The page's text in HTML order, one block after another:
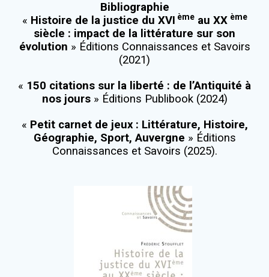
Bibliographie
« Histoire de la justice du XVI ème au XX ème
siècle : impact de la littérature sur son
évolution » Éditions Connaissances et Savoirs
(2021)
« 150 citations sur la liberté : de l’Antiquité à
nos jours» Éditions Publibook (2024)
« Petit carnet de jeux : Littérature, Histoire,
Géographie, Sport, Auvergne » Éditions
Connaissances et Savoirs (2025).